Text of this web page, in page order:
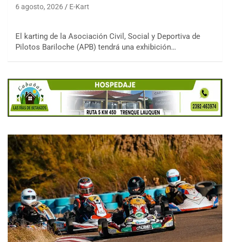
6 agosto, 2026 E-Kart
El karting de la Asociación Civil, Social y Deportiva de
Pilotos Bariloche (APB) tendrá una exhibición…